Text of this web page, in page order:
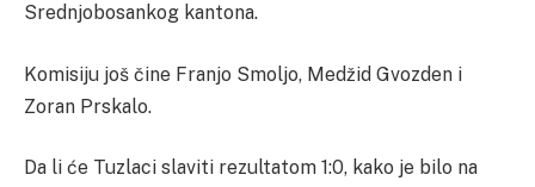
Srednjobosankog kantona.
Komisiju još čine Franjo Smoljo, Medžid Gvozden i
Zoran Prskalo.
Da li će Tuzlaci slaviti rezultatom 1:0, kako je bilo na